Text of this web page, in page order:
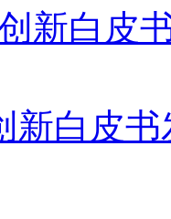
新白皮